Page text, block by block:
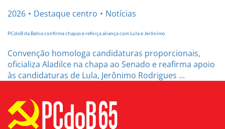
2026 Destaque centro Notícias
PCdoB da Bahia confirma chapas e reforça aliança com Lula e Jerônimo
Convenção homologa candidaturas proporcionais,
oficializa Aladilce na chapa ao Senado e reafirma apoio
às candidaturas de Lula, Jerônimo Rodrigues ...